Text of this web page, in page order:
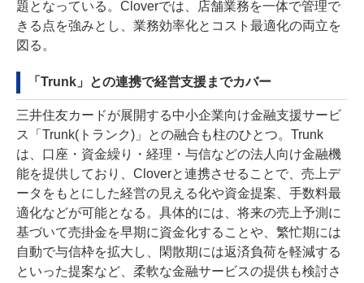
題となっている。Cloverでは、店舗業務を一体で管理で
きる点を強みとし、業務効率化とコスト最適化の両立を
図る。
「Trunk」との連携で経営支援までカバー
三井住友カードが展開する中小企業向け金融支援サービ
ス「Trunk(トランク)」との融合も柱のひとつ。Trunk
は、口座・資金繰り・経理・与信などの法人向け金融機
能を提供しており、Cloverと連携させることで、売上デ
ータをもとにした経営の見える化や資金提案、手数料最
適化などが可能となる。具体的には、将来の売上予測に
基づいて売掛金を早期に資金化することや、繁忙期には
自動で与信枠を拡大し、閑散期には返済負荷を軽減する
といった提案など、柔軟な金融サービスの提供も検討さ